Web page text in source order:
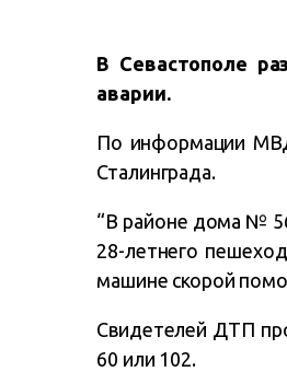
В Севастополе
аварии.
По информации
Сталинграда.
“В районе дома №
28-летнего
машине скорой
Свидетелей ДТП
60 или 102.